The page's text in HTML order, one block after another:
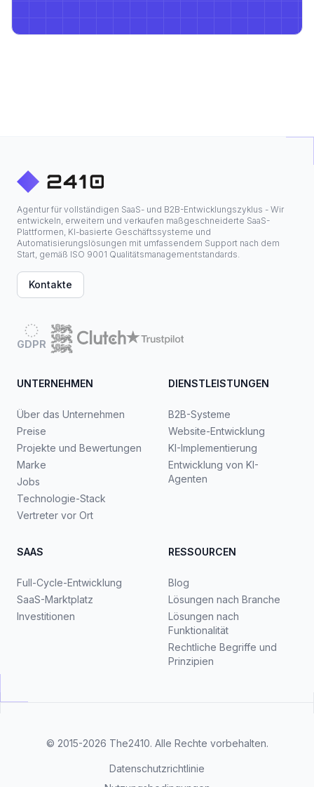
Agentur für vollständigen SaaS- und B2B-Entwicklungszyklus - Wir
entwickeln, erweitern und verkaufen maßgeschneiderte SaaS-
Plattformen, KI-basierte Geschäftssysteme und
Automatisierungslösungen mit umfassendem Support nach dem
Start, gemäß ISO 9001 Qualitätsmanagementstandards.
Kontakte
GDPR
UNTERNEHMEN
Über das Unternehmen
Preise
Projekte und Bewertungen
Marke
Jobs
Technologie-Stack
Vertreter vor Ort
DIENSTLEISTUNGEN
B2B-Systeme
Website-Entwicklung
KI-Implementierung
Entwicklung von KI-
Agenten
SAAS
Full-Cycle-Entwicklung
SaaS-Marktplatz
Investitionen
RESSOURCEN
Blog
Lösungen nach Branche
Lösungen nach
Funktionalität
Rechtliche Begriffe und
Prinzipien
© 2015-2026 The2410. Alle Rechte vorbehalten.
Datenschutzrichtlinie